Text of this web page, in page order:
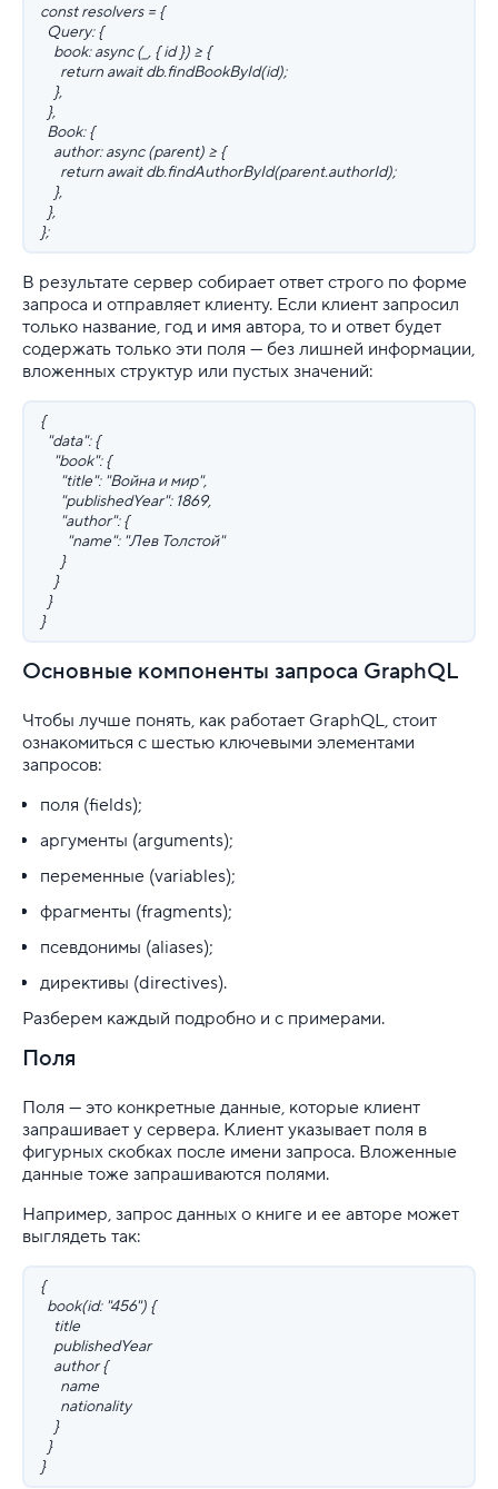
const resolvers = {
Query: {
book: async (_, { id }) => {
return await db.findBookById(id);
},
},
Book: {
author: async (parent) => {
return await db.findAuthorById(parent.authorId);
},
},
};
В результате сервер собирает ответ строго по форме
запроса и отправляет клиенту. Если клиент запросил
только название, год и имя автора, то и ответ будет
содержать только эти поля — без лишней информации,
вложенных структур или пустых значений:
{
"data": {
"book": {
"title": "Война и мир",
"publishedYear": 1869,
"author": {
"name": "Лев Толстой"
}
}
}
}
Основные компоненты запроса GraphQL
Чтобы лучше понять, как работает GraphQL, стоит
ознакомиться с шестью ключевыми элементами
запросов:
поля (fields);
аргументы (arguments);
переменные (variables);
фрагменты (fragments);
псевдонимы (aliases);
директивы (directives).
Разберем каждый подробно и с примерами.
Поля
Поля — это конкретные данные, которые клиент
запрашивает у сервера. Клиент указывает поля в
фигурных скобках после имени запроса. Вложенные
данные тоже запрашиваются полями.
Например, запрос данных о книге и ее авторе может
выглядеть так:
{
book(id: "456") {
title
publishedYear
author {
name
nationality
}
}
}